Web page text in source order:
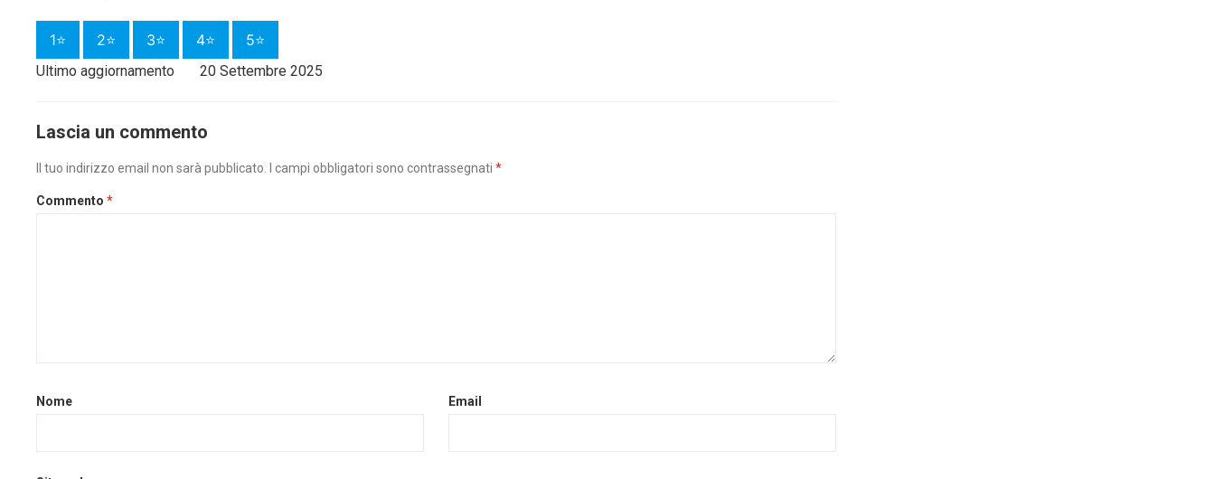
1⭐ 2⭐ 3⭐ 4⭐ 5⭐
Ultimo aggiornamento 20 Settembre 2025
Lascia un commento
Il tuo indirizzo email non sarà pubblicato. I campi obbligatori sono contrassegnati*
Commento*
Nome Email